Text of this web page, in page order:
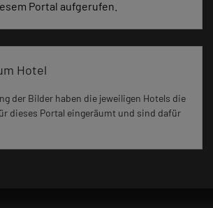
Portal aufgerufen.
Hotel
der Bilder haben die jeweiligen Hotels die
dieses Portal eingeräumt und sind dafür